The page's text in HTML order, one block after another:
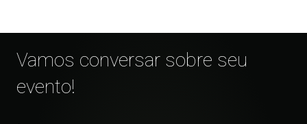
Vamos conversar sobre seu
evento!